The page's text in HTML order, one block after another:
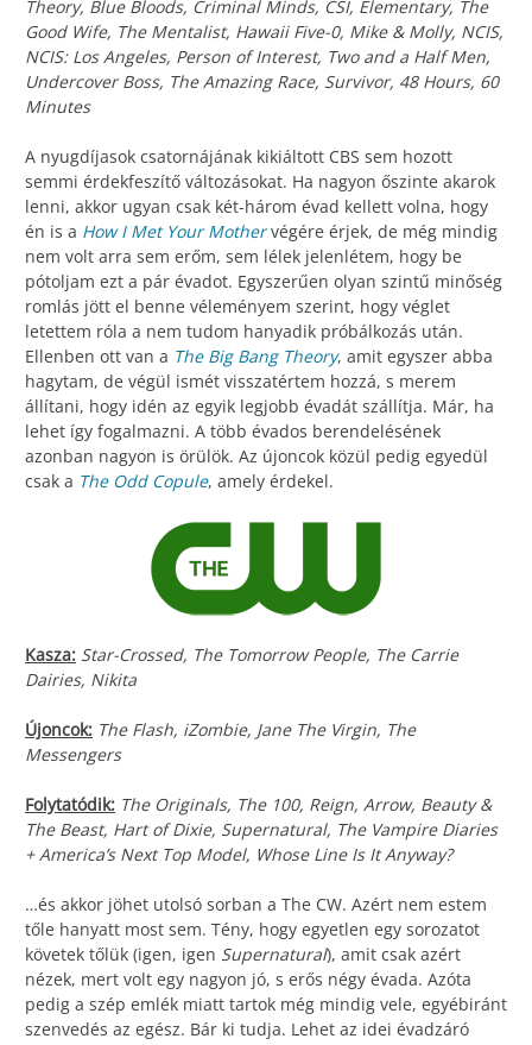
Theory, Blue Bloods, Criminal Minds, CSI, Elementary, The
Good Wife, The Mentalist, Hawaii Five-0, Mike & Molly, NCIS,
NCIS: Los Angeles, Person of Interest, Two and a Half Men,
Undercover Boss, The Amazing Race, Survivor, 48 Hours, 60
Minutes
A nyugdíjasok csatornájának kikiáltott CBS sem hozott
semmi érdekfeszítő változásokat. Ha nagyon őszinte akarok
lenni, akkor ugyan csak két-három évad kellett volna, hogy
én is a How I Met Your Mothervégére érjek, de még mindig
nem volt arra sem erőm, sem lélek jelenlétem, hogy be
pótoljam ezt a pár évadot. Egyszerűen olyan szintű minőség
romlás jött el benne véleményem szerint, hogy véglet
letettem róla a nem tudom hanyadik próbálkozás után.
Ellenben ott van a The Big Bang Theory, amit egyszer abba
hagytam, de végül ismét visszatértem hozzá, s merem
állítani, hogy idén az egyik legjobb évadát szállítja. Már, ha
lehet így fogalmazni. A több évados berendelésének
azonban nagyon is örülök. Az újoncok közül pedig egyedül
csak a The Odd Copule, amely érdekel.
Kasza: Star-Crossed, The Tomorrow People, The Carrie
Dairies, Nikita
Újoncok: The Flash, iZombie, Jane The Virgin, The
Messengers
Folytatódik: The Originals, The 100, Reign, Arrow, Beauty &
The Beast, Hart of Dixie, Supernatural, The Vampire Diaries
+ America’s Next Top Model, Whose Line Is It Anyway?
…és akkor jöhet utolsó sorban a The CW. Azért nem estem
tőle hanyatt most sem. Tény, hogy egyetlen egy sorozatot
követek tőlük (igen, igen Supernatural), amit csak azért
nézek, mert volt egy nagyon jó, s erős négy évada. Azóta
pedig a szép emlék miatt tartok még mindig vele, egyébiránt
szenvedés az egész. Bár ki tudja. Lehet az idei évadzáró